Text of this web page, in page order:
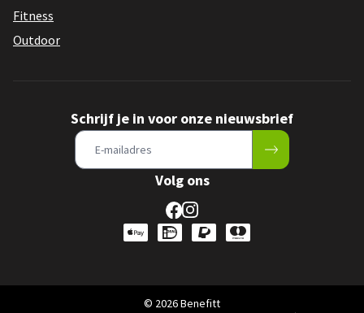
Fitness
Outdoor
Schrijf je in voor onze nieuwsbrief
Volg ons
© 2026 Benefitt